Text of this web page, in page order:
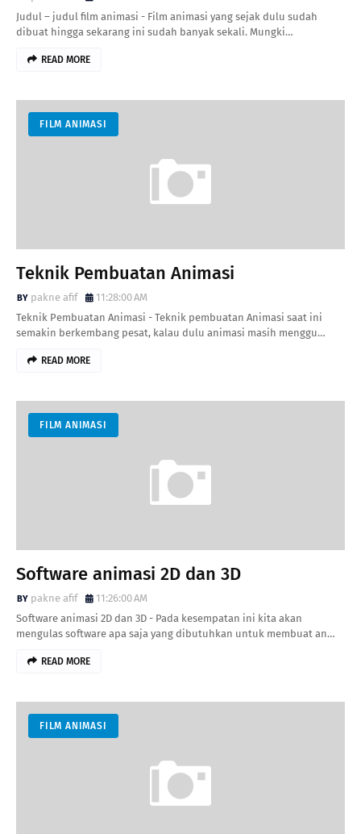
Judul – judul film animasi - Film animasi yang sejak dulu sudah
dibuat hingga sekarang ini sudah banyak sekali. Mungki…
READ MORE
FILM ANIMASI
Teknik Pembuatan Animasi
pakne afif
11:28:00 AM
Teknik Pembuatan Animasi - Teknik pembuatan Animasi saat ini
semakin berkembang pesat, kalau dulu animasi masih menggu…
READ MORE
FILM ANIMASI
Software animasi 2D dan 3D
pakne afif
11:26:00 AM
Software animasi 2D dan 3D - Pada kesempatan ini kita akan
mengulas software apa saja yang dibutuhkan untuk membuat an…
READ MORE
FILM ANIMASI